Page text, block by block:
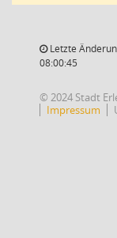
Letzte
08:00:45
© 2024 Stadt
Impressum